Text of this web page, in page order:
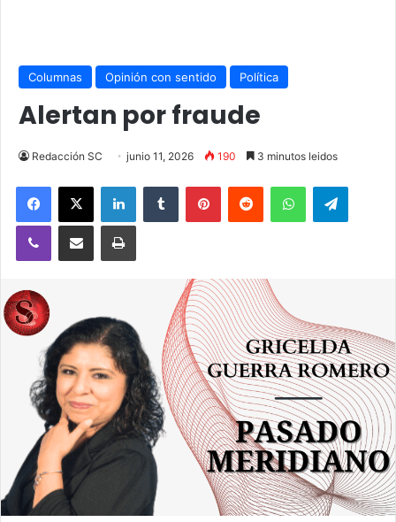
Columnas Opinión con sentido Política
Alertan por fraude
Redacción SC junio 11, 2026 190 3 minutos leidos
Facebook
X LinkedInTumblr PinterestReddit WhatsApp
Viber Compartir vía email Imprimir